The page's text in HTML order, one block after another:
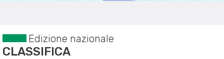
Edizione nazionale
CLASSIFICA